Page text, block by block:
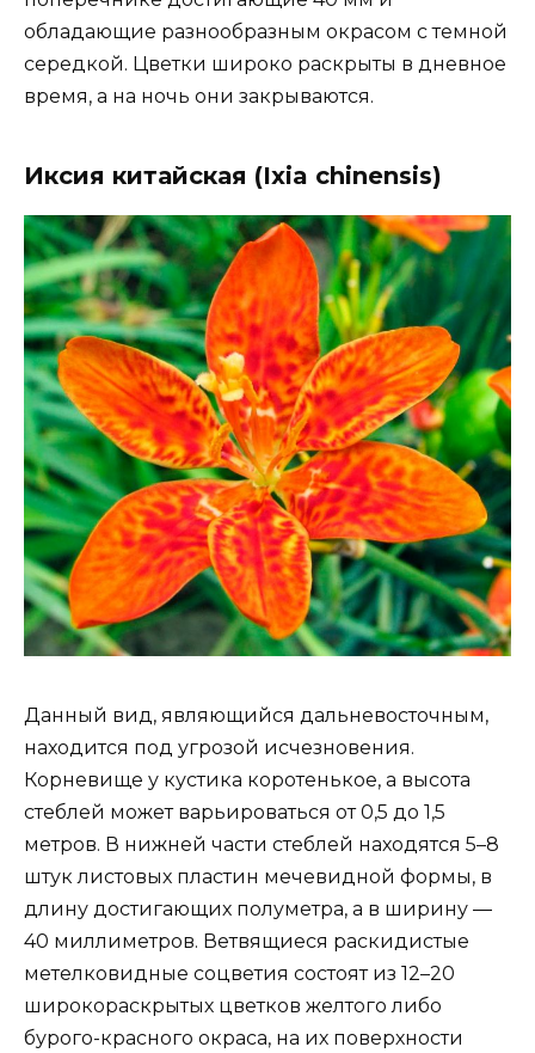
обладающие разнообразным окрасом с темной
середкой. Цветки широко раскрыты в дневное
время, а на ночь они закрываются.
Иксия китайская (Ixia chinensis)
Данный вид, являющийся дальневосточным,
находится под угрозой исчезновения.
Корневище у кустика коротенькое, а высота
стеблей может варьироваться от 0,5 до 1,5
метров. В нижней части стеблей находятся 5–8
штук листовых пластин мечевидной формы, в
длину достигающих полуметра, а в ширину ―
40 миллиметров. Ветвящиеся раскидистые
метелковидные соцветия состоят из 12–20
широкораскрытых цветков желтого либо
бурого-красного окраса, на их поверхности